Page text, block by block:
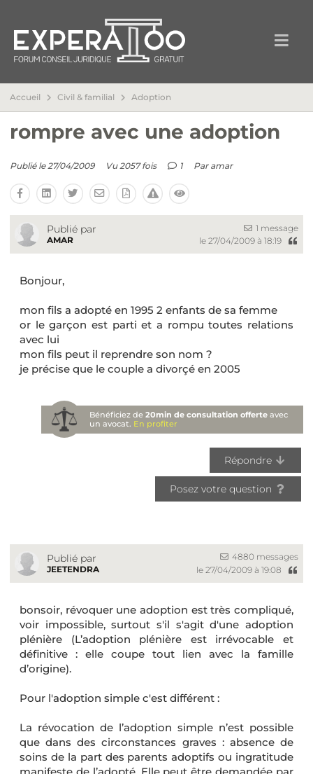
Accueil Civil & familial Adoption
rompre avec une adoption
Publié le 27/04/2009 Vu 2057 fois 1 Par amar
Publié par
AMAR
1 message
le 27/04/2009 à 18:19
Bonjour,
mon fils a adopté en 1995 2 enfants de sa femme
or le garçon est parti et a rompu toutes relations
avec lui
mon fils peut il reprendre son nom ?
je précise que le couple a divorçé en 2005
Bénéficiez de20min de consultation offerte avec
un avocat. En profiter
Répondre
Posez votre question
Publié par
JEETENDRA
4880 messages
le 27/04/2009 à 19:08
bonsoir, révoquer une adoption est très compliqué,
voir impossible, surtout s'il s'agit d'une adoption
plénière (L’adoption plénière est irrévocable et
définitive : elle coupe tout lien avec la famille
d’origine).
Pour l'adoption simple c'est différent :
La révocation de l’adoption simple n’est possible
que dans des circonstances graves :absence de
soins de la part des parents adoptifs ou ingratitude
manifeste de l’adopté. Elle peut être demandée par